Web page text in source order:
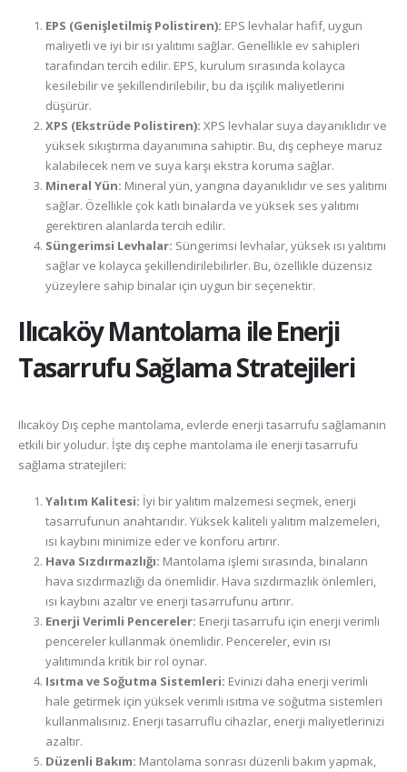
EPS (Genişletilmiş Polistiren): EPS levhalar hafif, uygun
maliyetli ve iyi bir ısı yalıtımı sağlar. Genellikle ev sahipleri
tarafından tercih edilir. EPS, kurulum sırasında kolayca
kesilebilir ve şekillendirilebilir, bu da işçilik maliyetlerini
düşürür.
XPS (Ekstrüde Polistiren): XPS levhalar suya dayanıklıdır ve
yüksek sıkıştırma dayanımına sahiptir. Bu, dış cepheye maruz
kalabilecek nem ve suya karşı ekstra koruma sağlar.
Mineral Yün: Mineral yün, yangına dayanıklıdır ve ses yalıtımı
sağlar. Özellikle çok katlı binalarda ve yüksek ses yalıtımı
gerektiren alanlarda tercih edilir.
Süngerimsi Levhalar: Süngerimsi levhalar, yüksek ısı yalıtımı
sağlar ve kolayca şekillendirilebilirler. Bu, özellikle düzensiz
yüzeylere sahip binalar için uygun bir seçenektir.
IlıcaköyMantolama ile Enerji
Tasarrufu Sağlama Stratejileri
Ilıcaköy Dış cephe mantolama, evlerde enerji tasarrufu sağlamanın
etkili bir yoludur. İşte dış cephe mantolama ile enerji tasarrufu
sağlama stratejileri:
Yalıtım Kalitesi: İyi bir yalıtım malzemesi seçmek, enerji
tasarrufunun anahtarıdır. Yüksek kaliteli yalıtım malzemeleri,
ısı kaybını minimize eder ve konforu artırır.
Hava Sızdırmazlığı: Mantolama işlemi sırasında, binaların
hava sızdırmazlığı da önemlidir. Hava sızdırmazlık önlemleri,
ısı kaybını azaltır ve enerji tasarrufunu artırır.
Enerji Verimli Pencereler: Enerji tasarrufu için enerji verimli
pencereler kullanmak önemlidir. Pencereler, evin ısı
yalıtımında kritik bir rol oynar.
Isıtma ve Soğutma Sistemleri: Evinizi daha enerji verimli
hale getirmek için yüksek verimli ısıtma ve soğutma sistemleri
kullanmalısınız. Enerji tasarruflu cihazlar, enerji maliyetlerinizi
azaltır.
Düzenli Bakım: Mantolama sonrası düzenli bakım yapmak,